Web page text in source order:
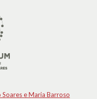
e Maria Barroso